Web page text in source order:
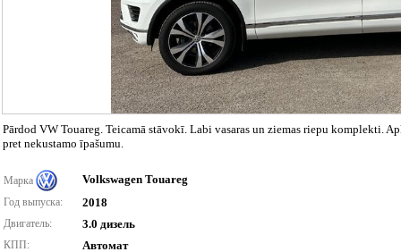
Pārdod VW Touareg. Teicamā stāvokī. Labi vasaras un ziemas riepu komplekti.
pret nekustamo īpašumu.
Марка Volkswagen Touareg
Год выпуска: 2018
Двигатель: 3.0 дизель
КПП: Автомат